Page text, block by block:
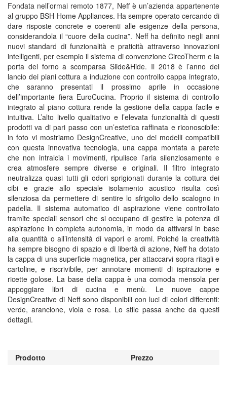
Fondata nell’ormai remoto 1877, Neff è un’azienda appartenente
al gruppo BSH Home Appliances. Ha sempre operato cercando di
dare risposte concrete e coerenti alle esigenze della persona,
considerandola il “cuore della cucina”. Neff ha definito negli anni
nuovi standard di funzionalità e praticità attraverso innovazioni
intelligenti, per esempio il sistema di convenzione CircoTherm e la
porta del forno a scomparsa Slide&Hide. Il 2018 è l’anno del
lancio dei piani cottura a induzione con controllo cappa integrato,
che saranno presentati il prossimo aprile in occasione
dell’importante fiera EuroCucina. Proprio il sistema di controllo
integrato al piano cottura rende la gestione della cappa facile e
intuitiva. L’alto livello qualitativo e l’elevata funzionalità di questi
prodotti va di pari passo con un’estetica raffinata e riconoscibile:
in foto vi mostriamo DesignCreative, uno dei modelli compatibili
con questa innovativa tecnologia, una cappa montata a parete
che non intralcia i movimenti, ripulisce l’aria silenziosamente e
crea atmosfere sempre diverse e originali. Il filtro integrato
neutralizza quasi tutti gli odori sprigionati durante la cottura dei
cibi e grazie allo speciale isolamento acustico risulta così
silenziosa da permettere di sentire lo sfrigolio dello scalogno in
padella. Il sistema automatico di aspirazione viene controllato
tramite speciali sensori che si occupano di gestire la potenza di
aspirazione in completa autonomia, in modo da attivarsi in base
alla quantità o all’intensità di vapori e aromi. Poiché la creatività
ha sempre bisogno di spazio e di libertà di azione, Neff ha dotato
la cappa di una superficie magnetica, per attaccarvi sopra ritagli e
cartoline, e riscrivibile, per annotare momenti di ispirazione e
ricette golose. La base della cappa è una comoda mensola per
appoggiare libri di cucina e menù. Le nuove cappe
DesignCreative di Neff sono disponibili con luci di colori differenti:
verde, arancione, viola e rosa. Lo stile passa anche da questi
dettagli.
Prodotto Prezzo